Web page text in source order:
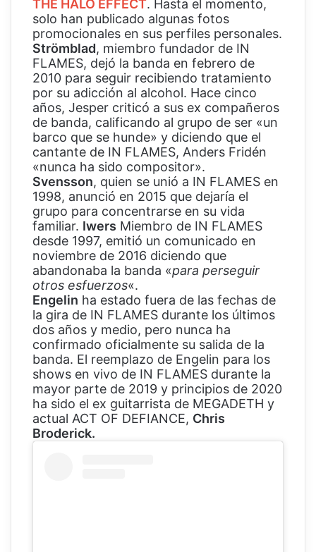
THE HALO EFFECT. Hasta el momento,
solo han publicado algunas fotos
promocionales en sus perfiles personales.
Strömblad, miembro fundador de IN
FLAMES, dejó la banda en febrero de
2010 para seguir recibiendo tratamiento
por su adicción al alcohol. Hace cinco
años, Jesper criticó a sus ex compañeros
de banda, calificando al grupo de ser «un
barco que se hunde» y diciendo que el
cantante de IN FLAMES, Anders Fridén
«nunca ha sido compositor».
Svensson, quien se unió a IN FLAMES en
1998, anunció en 2015 que dejaría el
grupo para concentrarse en su vida
familiar. Iwers Miembro de IN FLAMES
desde 1997, emitió un comunicado en
noviembre de 2016 diciendo que
abandonaba la banda «para perseguir
otros esfuerzos«.
Engelin ha estado fuera de las fechas de
la gira de IN FLAMES durante los últimos
dos años y medio, pero nunca ha
confirmado oficialmente su salida de la
banda. El reemplazo de Engelin para los
shows en vivo de IN FLAMES durante la
mayor parte de 2019 y principios de 2020
ha sido el ex guitarrista de MEGADETH y
actual ACT OF DEFIANCE, Chris
Broderick.